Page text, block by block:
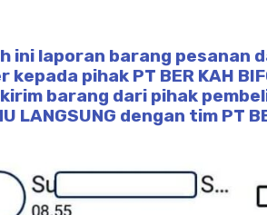
ini laporan barang pesanan
pihak PT BER KAH
barang dari pihak
LANGSUNG dengan tim PT